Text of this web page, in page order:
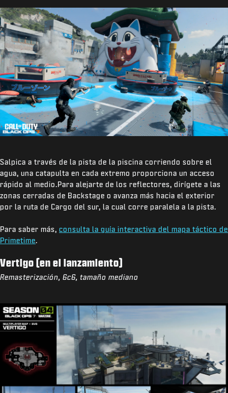
Salpica a través de la pista de la piscina corriendo sobre el
agua, una catapulta en cada extremo proporciona un acceso
rápido al medio.Para alejarte de los reflectores, dirígete a las
zonas cerradas de Backstage o avanza más hacia el exterior
por la ruta de Cargo del sur, la cual corre paralela a la pista.
Para saber más, consulta la guía interactiva del mapa táctico de
Primetime.
Vertigo (en el lanzamiento)
Remasterización, 6c6, tamaño mediano